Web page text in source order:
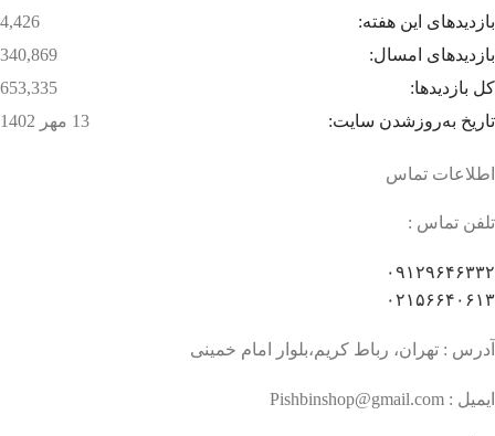
بازدیدهای این هفته:
4,426
بازدیدهای امسال:
340,869
کل بازدیدها:
653,335
تاریخ به‌روزشدن سایت:
13 مهر 1402
اطلاعات تماس
تلفن تماس :
۰۹۱۲۹۶۴۶۳۳۲
۰۲۱۵۶۶۴۰۶۱۳
آدرس : تهران، رباط کریم،بلوار امام خمینی
ایمیل : Pishbinshop@gmail.com